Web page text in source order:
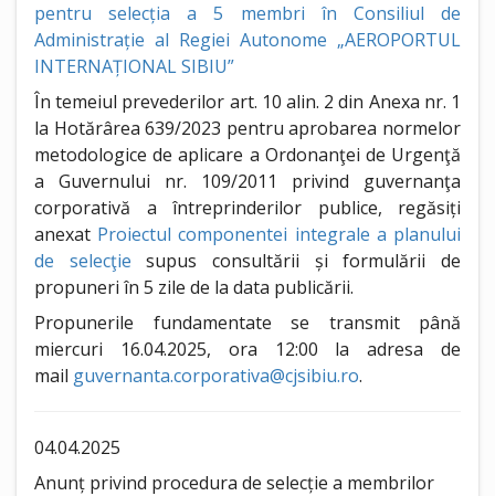
pentru selecția a 5 membri în Consiliul de
Administrație al Regiei Autonome „AEROPORTUL
INTERNAȚIONAL SIBIU”
În temeiul prevederilor art. 10 alin. 2 din Anexa nr. 1
la Hotărârea 639/2023 pentru aprobarea normelor
metodologice de aplicare a Ordonanţei de Urgenţă
a Guvernului nr. 109/2011 privind guvernanţa
corporativă a întreprinderilor publice, regăsiți
anexat Proiectul componentei integrale a planului
de selecţie supus consultării și formulării de
propuneri în 5 zile de la data publicării.
Propunerile fundamentate se transmit până
miercuri 16.04.2025, ora 12:00 la adresa de
mail guvernanta.corporativa@cjsibiu.ro.
04.04.2025
Anunț privind procedura de selecție a membrilor